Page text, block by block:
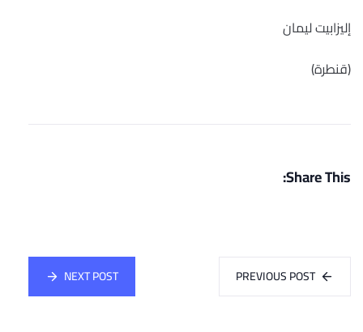
إليزابيت ليمان
(قنطرة)
Share This:
PREVIOUS POST
NEXT POST